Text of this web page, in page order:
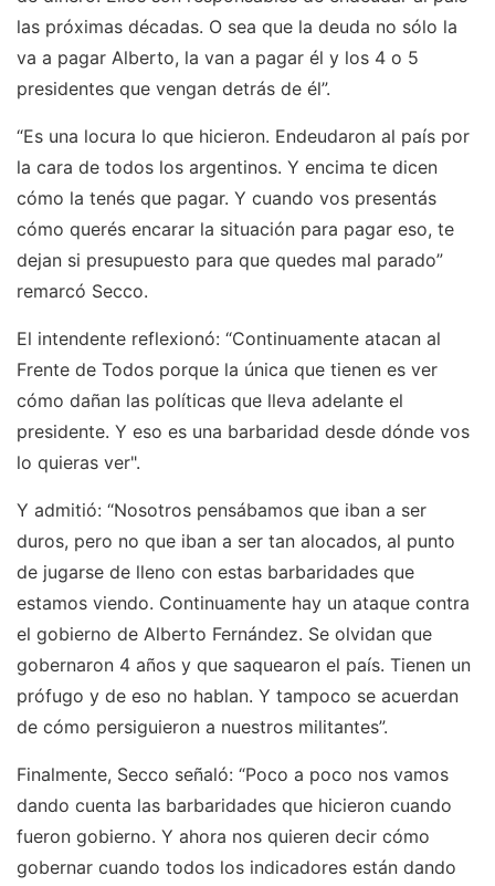
las próximas décadas. O sea que la deuda no sólo la
va a pagar Alberto, la van a pagar él y los 4 o 5
presidentes que vengan detrás de él”.
“Es una locura lo que hicieron. Endeudaron al país por
la cara de todos los argentinos. Y encima te dicen
cómo la tenés que pagar. Y cuando vos presentás
cómo querés encarar la situación para pagar eso, te
dejan si presupuesto para que quedes mal parado”
remarcó Secco.
El intendente reflexionó: “Continuamente atacan al
Frente de Todos porque la única que tienen es ver
cómo dañan las políticas que lleva adelante el
presidente. Y eso es una barbaridad desde dónde vos
lo quieras ver".
Y admitió: “Nosotros pensábamos que iban a ser
duros, pero no que iban a ser tan alocados, al punto
de jugarse de lleno con estas barbaridades que
estamos viendo. Continuamente hay un ataque contra
el gobierno de Alberto Fernández. Se olvidan que
gobernaron 4 años y que saquearon el país. Tienen un
prófugo y de eso no hablan. Y tampoco se acuerdan
de cómo persiguieron a nuestros militantes”.
Finalmente, Secco señaló: “Poco a poco nos vamos
dando cuenta las barbaridades que hicieron cuando
fueron gobierno. Y ahora nos quieren decir cómo
gobernar cuando todos los indicadores están dando